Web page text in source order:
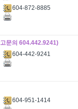
604-872-8885
문의 604.442.9241)
604-442-9241
604-951-1414